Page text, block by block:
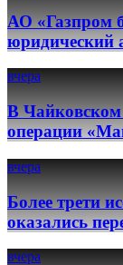
АО «Газпром
юридический
вчера
В Чайковском
операции
вчера
Более трети
оказались
вчера